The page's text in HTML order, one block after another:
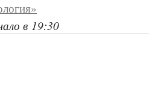
в 19:30